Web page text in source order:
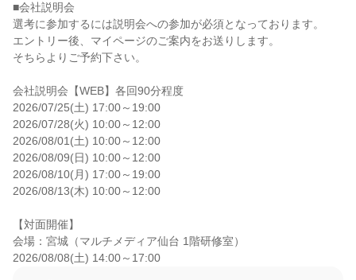
■会社説明会
選考に参加するには説明会への参加が必須となっております。
エントリー後、マイページのご案内をお送りします。
そちらよりご予約下さい。
会社説明会【WEB】各回90分程度
2026/07/25(土) 17:00～19:00
2026/07/28(火) 10:00～12:00
2026/08/01(土) 10:00～12:00
2026/08/09(日) 10:00～12:00
2026/08/10(月) 17:00～19:00
2026/08/13(木) 10:00～12:00
【対面開催】
会場：宮城（マルチメディア仙台 1階研修室）
2026/08/08(土) 14:00～17:00